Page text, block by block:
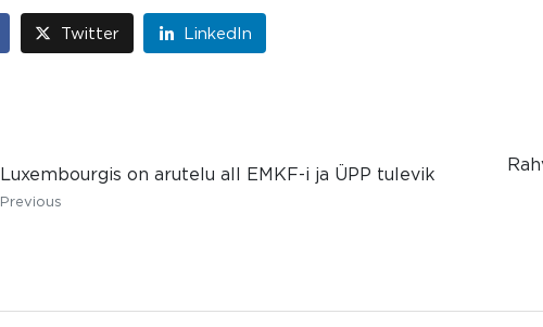
Twitter LinkedIn
Luxembourgis on arutelu all EMKF-i ja ÜPP tulevik
Previous